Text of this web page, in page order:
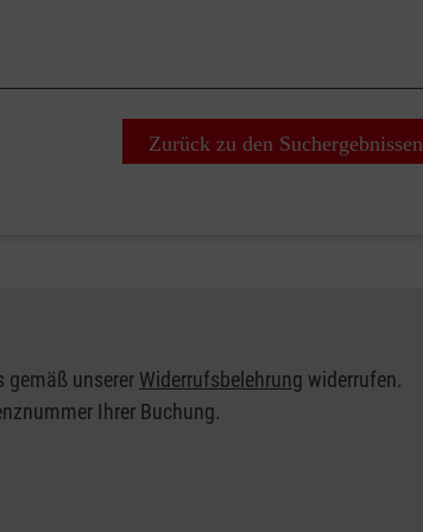
Zurück zu den Suchergebnissen
gemäß unserer Widerrufsbelehrung widerrufen.
Ihrer Buchung.